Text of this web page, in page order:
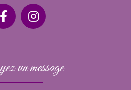
un message